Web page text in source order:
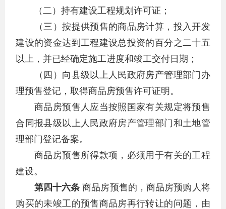
（二）持有建设工程规划许可证；
（三）按提供预售的商品房计算，投入开发
建设的资金达到工程建设总投资的百分之二十五
以上，并已经确定施工进度和竣工交付日期；
（四）向县级以上人民政府房产管理部门办
理预售登记，取得商品房预售许可证明。
商品房预售人应当按照国家有关规定将预售
合同报县级以上人民政府房产管理部门和土地管
理部门登记备案。
商品房预售所得款项，必须用于有关的工程
建设。
第四十六条 商品房预售的，商品房预购人将
购买的未竣工的预售商品房再行转让的问题，由